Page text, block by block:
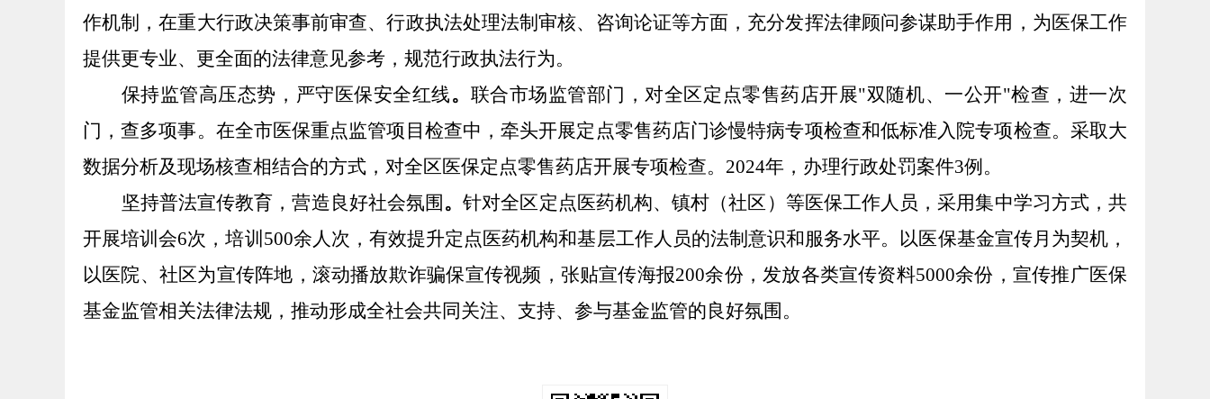
作机制，在重大行政决策事前审查、行政执法处理法制审核、咨询论证等方面， 充分发挥法律顾问参谋助手作用， 为医保工作
提供更专业、 更全面的法律意见参考，规范行政执法行为。
保持监管高压态势， 严守医保安全红线。 联合市场监管部门，对全区定点零售药店开展"双随机、一公开"检查，进一次
门，查多项事。在全市医保重点监管项目检查中，牵头开展定点零售药店门诊慢特病专项检查和低标准入院专项检查。采取大
数据分析及现场核查相结合的方式，对全区医保定点零售药店开展专项检查。 2024年，办理行政处罚案件3例 。
坚持普法宣传教育，营造良好社会氛围 。针对全区定点医药机构、镇村（社区）等医保工作人员，采用集中学习方式，共
开展培训会6次，培训500余人次，有效提升定点医药机构和基层工作人员的法制意识和服务水平。以医保基金宣传月为契机，
以医院、社区为宣传阵地，滚动播放欺诈骗保宣传视频，张贴宣传海报200余份，发放各类宣传资料5000余份，宣传推广医保
基金监管相关法律法规，推动形成全社会共同关注、支持、参与基金监管的良好氛围。